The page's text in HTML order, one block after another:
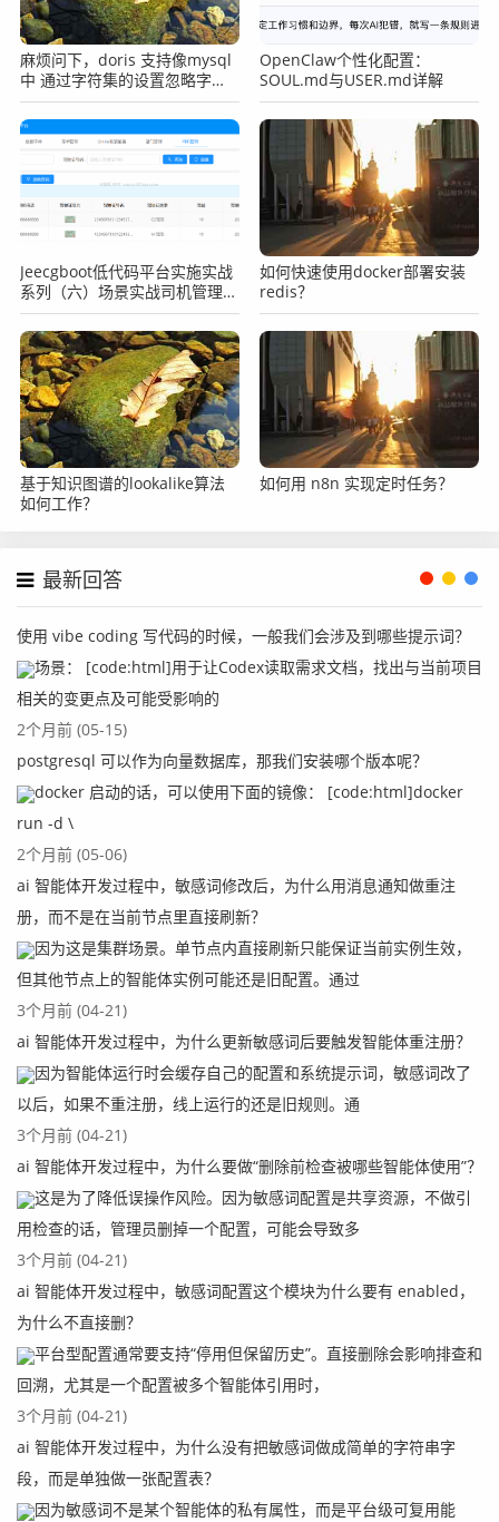
麻烦问下，doris 支持像mysql
中 通过字符集的设置忽略字段
值的大小写吗
OpenClaw个性化配置：
SOUL.md与USER.md详解
Jeecgboot低代码平台实施实战
系列（六）场景实战司机管理之
表单添加自定义按钮
如何快速使用docker部署安装
redis？
基于知识图谱的lookalike算法
如何工作？
如何用 n8n 实现定时任务？
最新回答
使用 vibe coding 写代码的时候，一般我们会涉及到哪些提示词？
场景： [code:html]用于让Codex读取需求文档，找出与当前项目
相关的变更点及可能受影响的
2个月前 (05-15)
postgresql 可以作为向量数据库，那我们安装哪个版本呢？
docker 启动的话，可以使用下面的镜像： [code:html]docker
run -d \
2个月前 (05-06)
ai 智能体开发过程中，敏感词修改后，为什么用消息通知做重注
册，而不是在当前节点里直接刷新？
因为这是集群场景。单节点内直接刷新只能保证当前实例生效，
但其他节点上的智能体实例可能还是旧配置。通过
3个月前 (04-21)
ai 智能体开发过程中，为什么更新敏感词后要触发智能体重注册？
因为智能体运行时会缓存自己的配置和系统提示词，敏感词改了
以后，如果不重注册，线上运行的还是旧规则。通
3个月前 (04-21)
ai 智能体开发过程中，为什么要做“删除前检查被哪些智能体使用”？
这是为了降低误操作风险。因为敏感词配置是共享资源，不做引
用检查的话，管理员删掉一个配置，可能会导致多
3个月前 (04-21)
ai 智能体开发过程中，敏感词配置这个模块为什么要有 enabled，
为什么不直接删？
平台型配置通常要支持“停用但保留历史”。直接删除会影响排查和
回溯，尤其是一个配置被多个智能体引用时，
3个月前 (04-21)
ai 智能体开发过程中，为什么没有把敏感词做成简单的字符串字
段，而是单独做一张配置表？
因为敏感词不是某个智能体的私有属性，而是平台级可复用能